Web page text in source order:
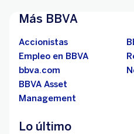
Más BBVA
Accionistas
Empleo en BBVA
bbva.com
BBVA Asset
Management
Lo último